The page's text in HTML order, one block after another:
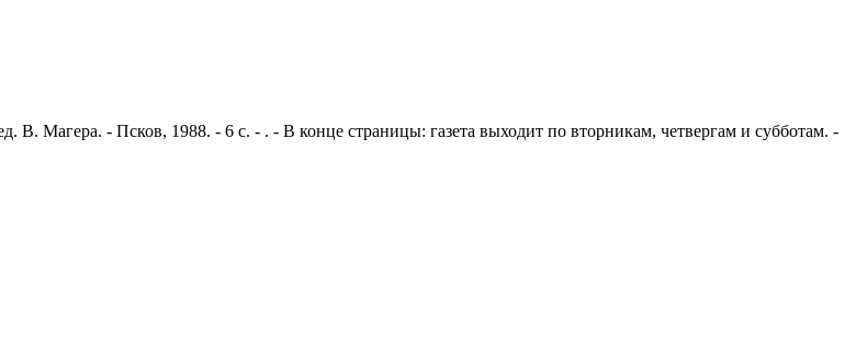
Магера. - Псков, 1988. - 6 с. - . - В конце страницы: газета выходит по вторникам, четвергам и субботам. -